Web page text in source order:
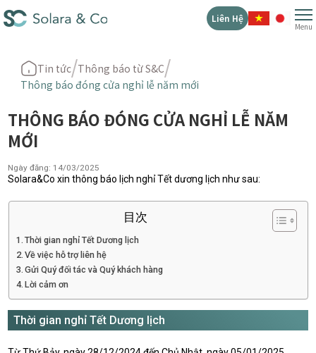
Liên Hệ
Menu
Tin tức Thông báo từ S&C
Thông báo đóng cửa nghỉ lễ năm mới
THÔNG BÁO ĐÓNG CỬA NGHỈ LỄ NĂM
MỚI
Ngày đăng: 14/03/2025
Solara&Co xin thông báo lịch nghỉ Tết dương lịch như sau:
目次
Thời gian nghỉ Tết Dương lịch
Về việc hỗ trợ liên hệ
Gửi Quý đối tác và Quý khách hàng
Lời cảm ơn
Thời gian nghỉ Tết Dương lịch